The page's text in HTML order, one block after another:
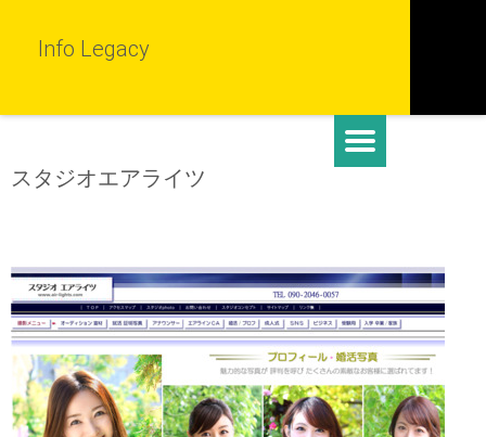
Info Legacy
スタジオエアライツ